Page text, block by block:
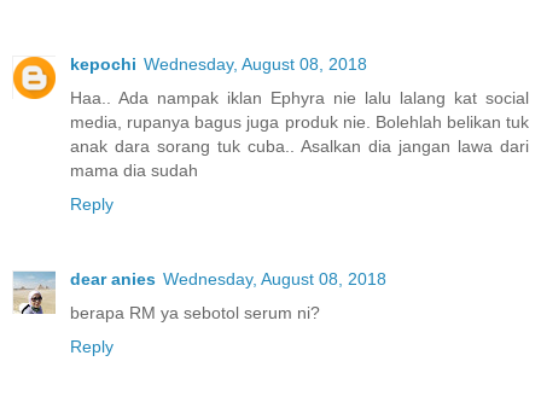
kepochi Wednesday, August 08, 2018
Haa.. Ada nampak iklan Ephyra nie lalu lalang kat social
media, rupanya bagus juga produk nie. Bolehlah belikan tuk
anak dara sorang tuk cuba.. Asalkan dia jangan lawa dari
mama dia sudah
Reply
dear anies Wednesday, August 08, 2018
berapa RM ya sebotol serum ni?
Reply